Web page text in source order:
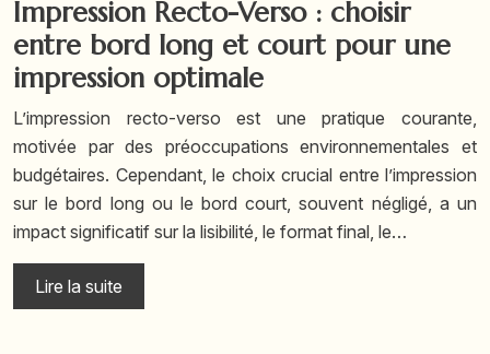
Impression Recto-Verso : choisir
entre bord long et court pour une
impression optimale
L’impression recto-verso est une pratique courante,
motivée par des préoccupations environnementales et
budgétaires. Cependant, le choix crucial entre l’impression
sur le bord long ou le bord court, souvent négligé, a un
impact significatif sur la lisibilité, le format final, le…
Lire la suite